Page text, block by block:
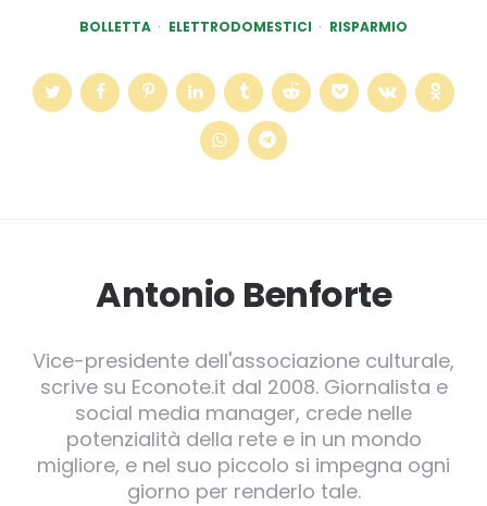
BOLLETTA ELETTRODOMESTICI RISPARMIO
Antonio Benforte
Vice-presidente dell'associazione culturale,
scrive su Econote.it dal 2008. Giornalista e
social media manager, crede nelle
potenzialità della rete e in un mondo
migliore, e nel suo piccolo si impegna ogni
giorno per renderlo tale.